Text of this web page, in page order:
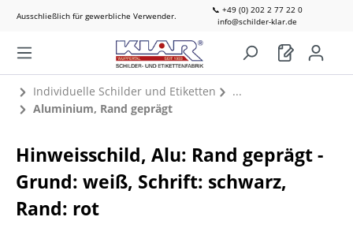
Ausschließlich für gewerbliche Verwender.
📞 +49 (0) 202 2 77 22 0
info@schilder-klar.de
Individuelle Schilder und Etiketten
Aluminium, Rand geprägt
Hinweisschild, Alu: Rand geprägt -
Grund: weiß, Schrift: schwarz,
Rand: rot